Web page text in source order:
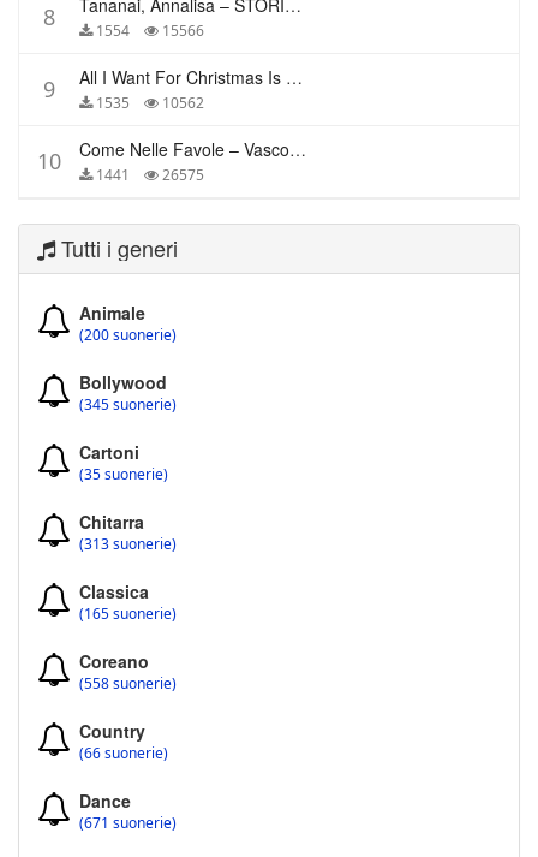
8 Tananai, Annalisa – STORIE BREVI
1554 15566
9 All I Want For Christmas Is You – Mariah Carey
1535 10562
10 Come Nelle Favole – Vasco Rossi
1441 26575
Tutti i generi
Animale
(200 suonerie)
Bollywood
(345 suonerie)
Cartoni
(35 suonerie)
Chitarra
(313 suonerie)
Classica
(165 suonerie)
Coreano
(558 suonerie)
Country
(66 suonerie)
Dance
(671 suonerie)